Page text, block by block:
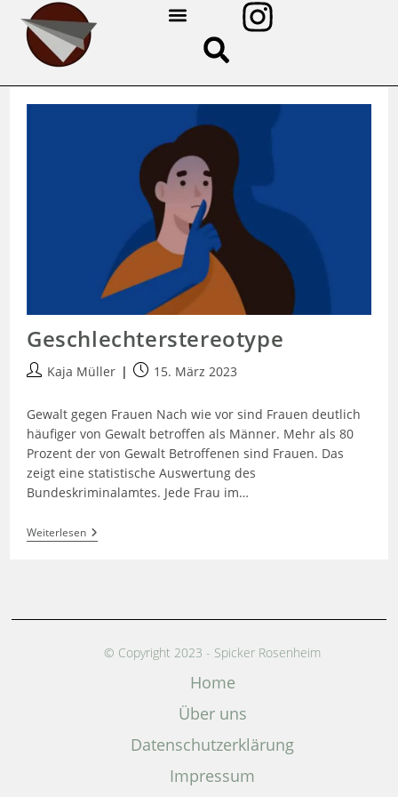
Geschlechter­stereotype
Kaja Müller 15. März 2023
Gewalt gegen Frauen Nach wie vor sind Frauen deutlich
häufiger von Gewalt betroffen als Männer. Mehr als 80
Prozent der von Gewalt Betroffenen sind Frauen. Das
zeigt eine statistische Auswertung des
Bundeskriminalamtes. Jede Frau im…
Weiterlesen
© Copyright 2023 - Spicker Rosenheim
Home
Über uns
Datenschutz­erklärung
Impressum